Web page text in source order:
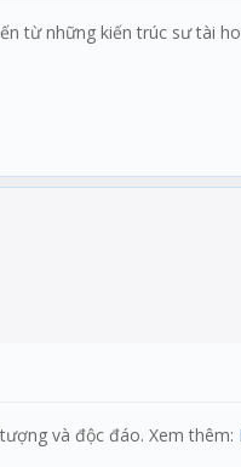
từ những kiến trúc sư tài
và độc đáo. Xem thêm: